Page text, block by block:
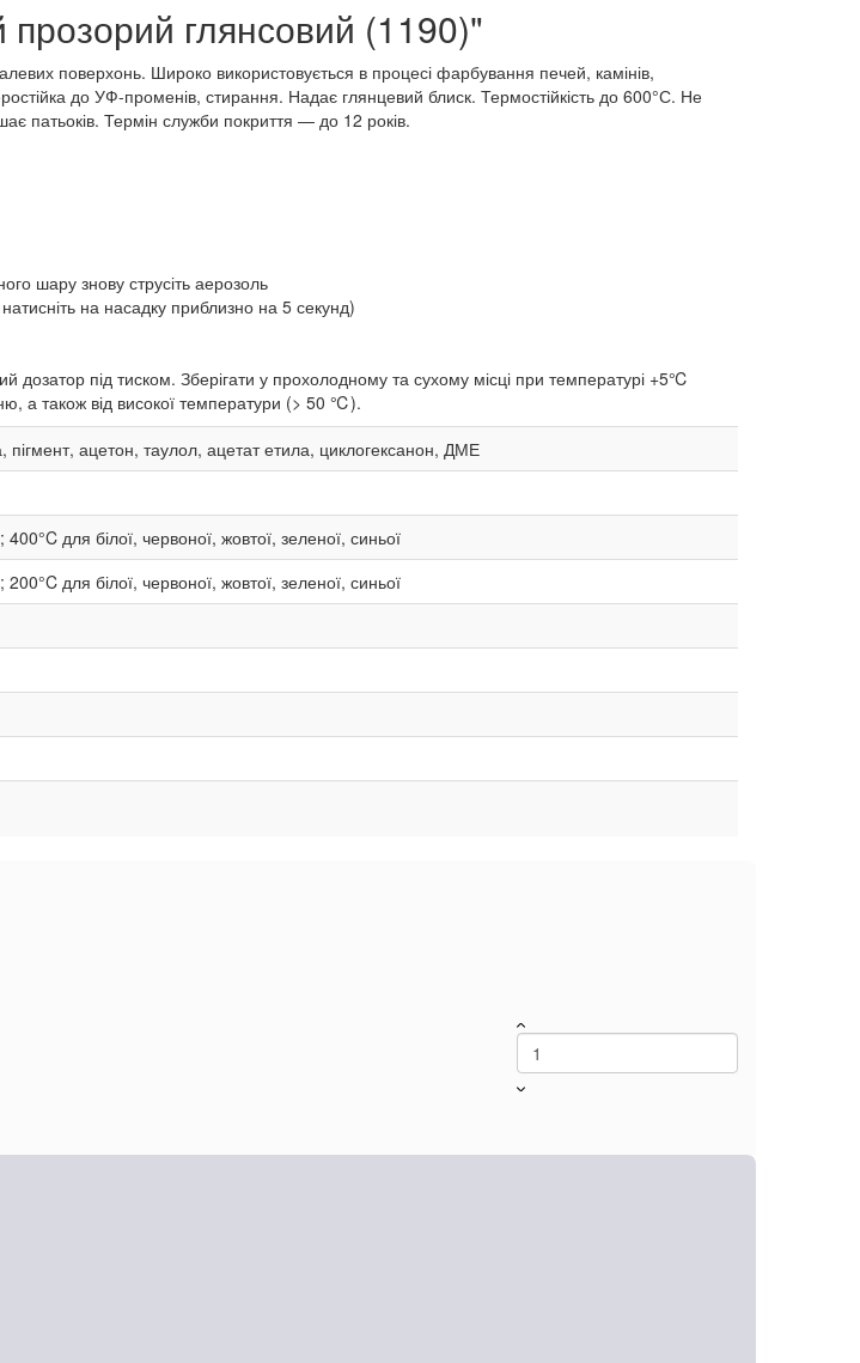
глянсовий (1190)"
поверхонь. Широко використовується в процесі фарбування печей, камінів,
до УФ-променів, стирання. Надає глянцевий блиск. Термостійкість до 600°С. Не
патьоків. Термін служби покриття — до 12 років.
шару знову струсіть аерозоль
на насадку приблизно на 5 секунд)
дозатор під тиском. Зберігати у прохолодному та сухому місці при температурі +5℃
а також від високої температури (> 50 ℃).
пігмент, ацетон, таулол, ацетат етила, циклогексанон, ДМЕ
для білої, червоної, жовтої, зеленої, синьої
для білої, червоної, жовтої, зеленої, синьої